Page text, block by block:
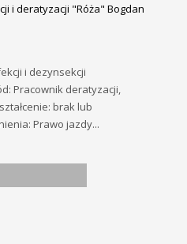
i deratyzacji "Róża" Bogdan
i dezynsekcji
Pracownik deratyzacji,
brak lub
Prawo jazdy...